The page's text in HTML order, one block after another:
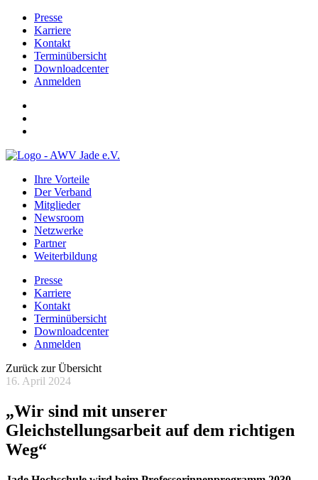
Presse
Karriere
Kontakt
Terminübersicht
Downloadcenter
Anmelden
Ihre Vorteile
Der Verband
Mitglieder
Newsroom
Netzwerke
Partner
Weiterbildung
Presse
Karriere
Kontakt
Terminübersicht
Downloadcenter
Anmelden
Zurück zur Übersicht
16. April 2024
„Wir sind mit unserer
Gleichstellungsarbeit auf dem richtigen
Weg“